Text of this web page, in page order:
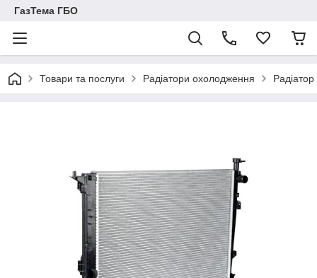
ГазТема ГБО
Товари та послуги Радіатори охолодження